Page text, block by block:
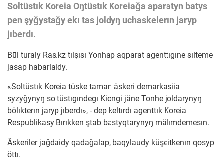
Soltüstık Koreia Oŋtüstık Koreiaǧa aparatyn batys
pen şyǧystaǧy ekı tas joldyŋ uchaskelerın jaryp
jıberdı.
Būl turaly Ras.kz tılşısı Yonhap aqparat agenttıgıne sılteme
jasap habarlaidy.
«Soltüstık Koreia tüske taman äskeri demarkasiia
syzyǧynyŋ soltüstıgındegı Kiongi jäne Tonhe joldarynyŋ
bölıkterın jaryp jıberdı», - dep keltırdı agenttık Koreia
Respublikasy Bırıkken ştab bastyqtarynyŋ mälımdemesın.
Äskeriler jaǧdaidy qadaǧalap, baqylaudy küşeitkenın qosyp
öttı.